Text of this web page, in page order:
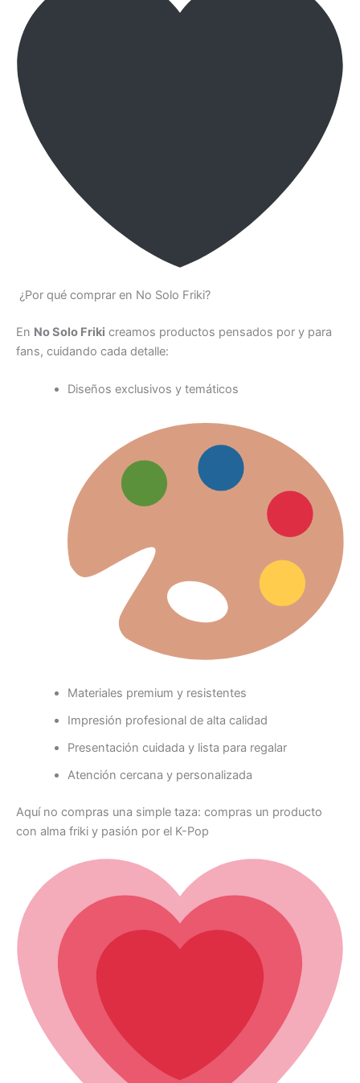
¿Por qué comprar en No Solo Friki?
En No Solo Friki creamos productos pensados por y para
fans, cuidando cada detalle:
Diseños exclusivos y temáticos
Materiales premium y resistentes
Impresión profesional de alta calidad
Presentación cuidada y lista para regalar
Atención cercana y personalizada
Aquí no compras una simple taza: compras un producto
con alma friki y pasión por el K-Pop